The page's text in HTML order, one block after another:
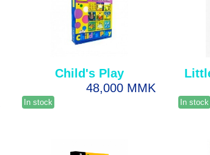
Child's Play
48,000 MMK
In stock In stock